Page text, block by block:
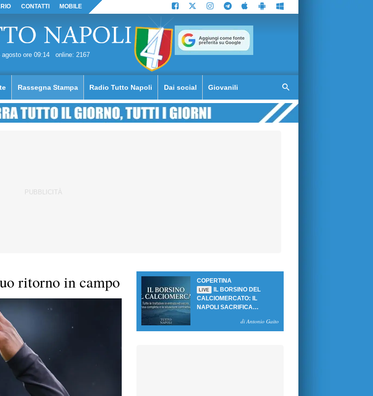
CONTATTI MOBILE
agosto ore 09:14 online: 2167
Rassegna Stampa Radio Tutto Napoli Dai social Giovanili
ritorno in campo COPERTINA
LIVE
IL BORSINO DEL
CALCIOMERCATO: IL
NAPOLI SACRIFICA
SBLOCCANO ARRIVIdi Antonio Gaito